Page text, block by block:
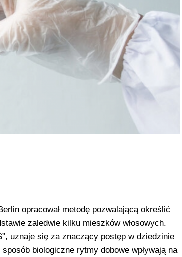
opracował metodę pozwalającą określić
zaledwie kilku mieszków włosowych.
uznaje się za znaczący postęp w dziedzinie
biologiczne rytmy dobowe wpływają na